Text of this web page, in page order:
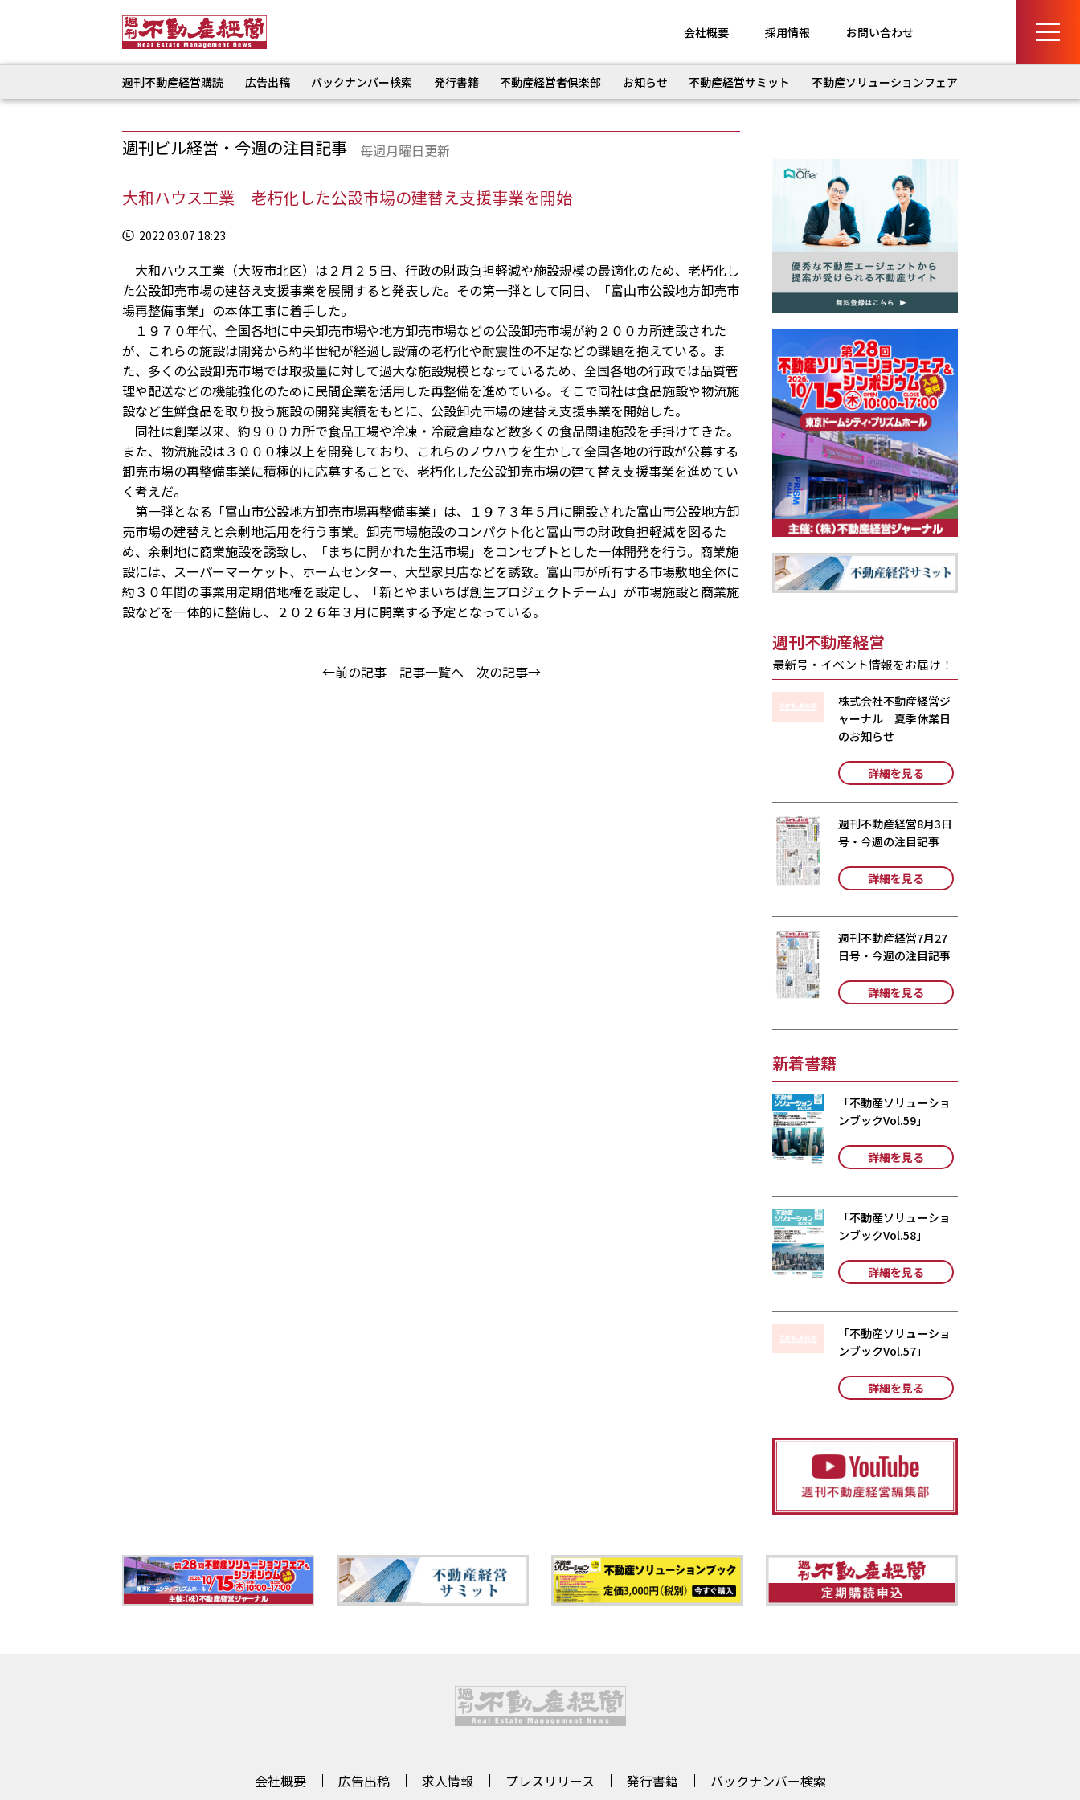
会社概要 採用情報 お問い合わせ
週刊不動産経営購読 広告出稿 バックナンバー検索 発行書籍 不動産経営者倶楽部 お知らせ 不動産経営サミット 不動産ソリューションフェア
週刊ビル経営・今週の注目記事 毎週月曜日更新
大和ハウス工業 老朽化した公設市場の建替え支援事業を開始
2022.03.07 18:23
大和ハウス工業（大阪市北区）は２月２５日、行政の財政負担軽減や施設規模の最適化のため、老朽化し
た公設卸売市場の建替え支援事業を展開すると発表した。その第一弾として同日、「富山市公設地方卸売市
場再整備事業」の本体工事に着手した。
１９７０年代、全国各地に中央卸売市場や地方卸売市場などの公設卸売市場が約２００カ所建設された
が、これらの施設は開発から約半世紀が経過し設備の老朽化や耐震性の不足などの課題を抱えている。ま
た、多くの公設卸売市場では取扱量に対して過大な施設規模となっているため、全国各地の行政では品質管
理や配送などの機能強化のために民間企業を活用した再整備を進めている。そこで同社は食品施設や物流施
設など生鮮食品を取り扱う施設の開発実績をもとに、公設卸売市場の建替え支援事業を開始した。
同社は創業以来、約９００カ所で食品工場や冷凍・冷蔵倉庫など数多くの食品関連施設を手掛けてきた。
また、物流施設は３０００棟以上を開発しており、これらのノウハウを生かして全国各地の行政が公募する
卸売市場の再整備事業に積極的に応募することで、老朽化した公設卸売市場の建て替え支援事業を進めてい
く考えだ。
第一弾となる「富山市公設地方卸売市場再整備事業」は、１９７３年５月に開設された富山市公設地方卸
売市場の建替えと余剰地活用を行う事業。卸売市場施設のコンパクト化と富山市の財政負担軽減を図るた
め、余剰地に商業施設を誘致し、「まちに開かれた生活市場」をコンセプトとした一体開発を行う。商業施
設には、スーパーマーケット、ホームセンター、大型家具店などを誘致。富山市が所有する市場敷地全体に
約３０年間の事業用定期借地権を設定し、「新とやまいちば創生プロジェクトチーム」が市場施設と商業施
設などを一体的に整備し、２０２６年３月に開業する予定となっている。
←前の記事 記事一覧へ 次の記事→
週刊不動産経営
最新号・イベント情報をお届け！
株式会社不動産経営ジ
ャーナル 夏季休業日
のお知らせ
詳細を見る
週刊不動産経営8月3日
号・今週の注目記事
詳細を見る
週刊不動産経営7月27
日号・今週の注目記事
詳細を見る
新着書籍
「不動産ソリューショ
ンブックVol.59」
詳細を見る
「不動産ソリューショ
ンブックVol.58」
詳細を見る
「不動産ソリューショ
ンブックVol.57」
詳細を見る
会社概要 広告出稿 求人情報 プレスリリース 発行書籍 バックナンバー検索